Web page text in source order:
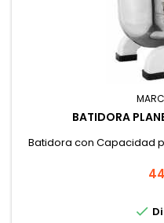
BATIDORA
Batidora con Capacidad
